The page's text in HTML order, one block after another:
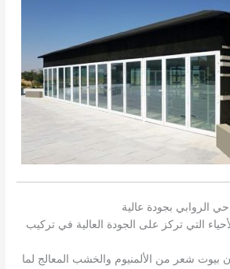
الروابي بجودة عالية
التي تركز على الجودة العالية في تركيب
بيوت شعر من الألمنيوم والخشب المعالج لما